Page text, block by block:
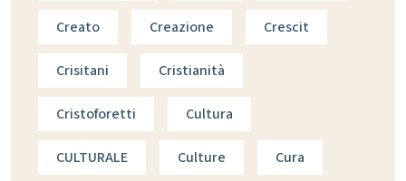
Creato Creazione Crescit
Crisitani Cristianità
Cristoforetti Cultura
CULTURALE Culture Cura